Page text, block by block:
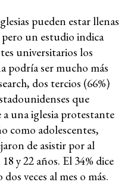
pueden estar llenas
pero un estudio indica
universitarios los
podría ser mucho más
dos tercios (66%)
que
una iglesia protestante
como adolescentes,
de asistir por al
y 22 años. El 34% dice
veces al mes o más.